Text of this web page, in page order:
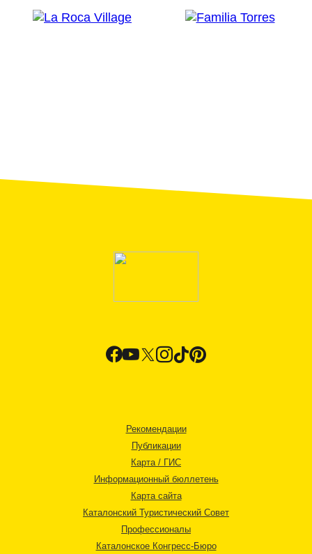
Рекомендации
Публикации
Карта / ГИС
Информационный бюллетень
Карта сайта
Каталонский Туристический Совет
Профессионалы
Каталонское Конгресс-Бюро